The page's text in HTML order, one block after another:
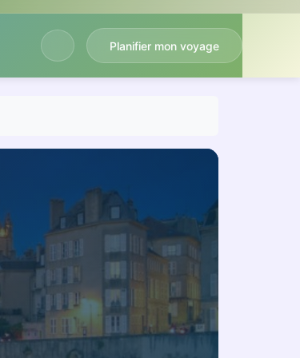
Planifier mon voyage